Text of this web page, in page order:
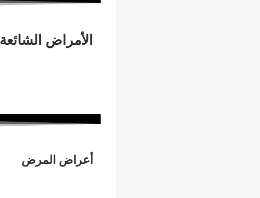
الأمراض الشائعة
أعراض المرض